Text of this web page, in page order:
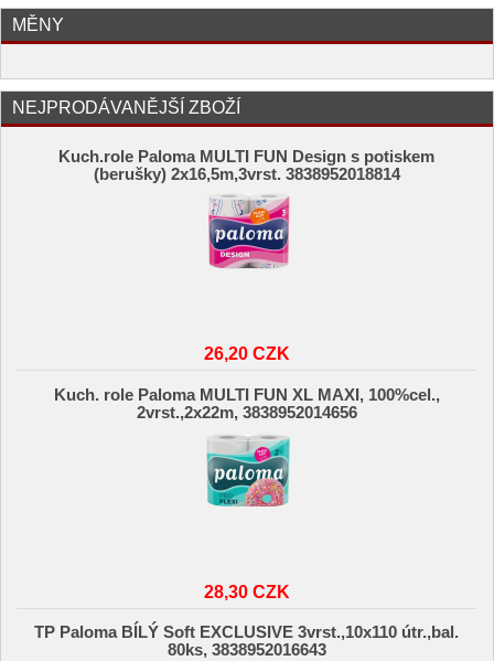
MĚNY
NEJPRODÁVANĚJŠÍ ZBOŽÍ
Kuch.role Paloma MULTI FUN Design s potiskem
(berušky) 2x16,5m,3vrst. 3838952018814
26,20 CZK
Kuch. role Paloma MULTI FUN XL MAXI, 100%cel.,
2vrst.,2x22m, 3838952014656
28,30 CZK
TP Paloma BÍLÝ Soft EXCLUSIVE 3vrst.,10x110 útr.,bal.
80ks, 3838952016643